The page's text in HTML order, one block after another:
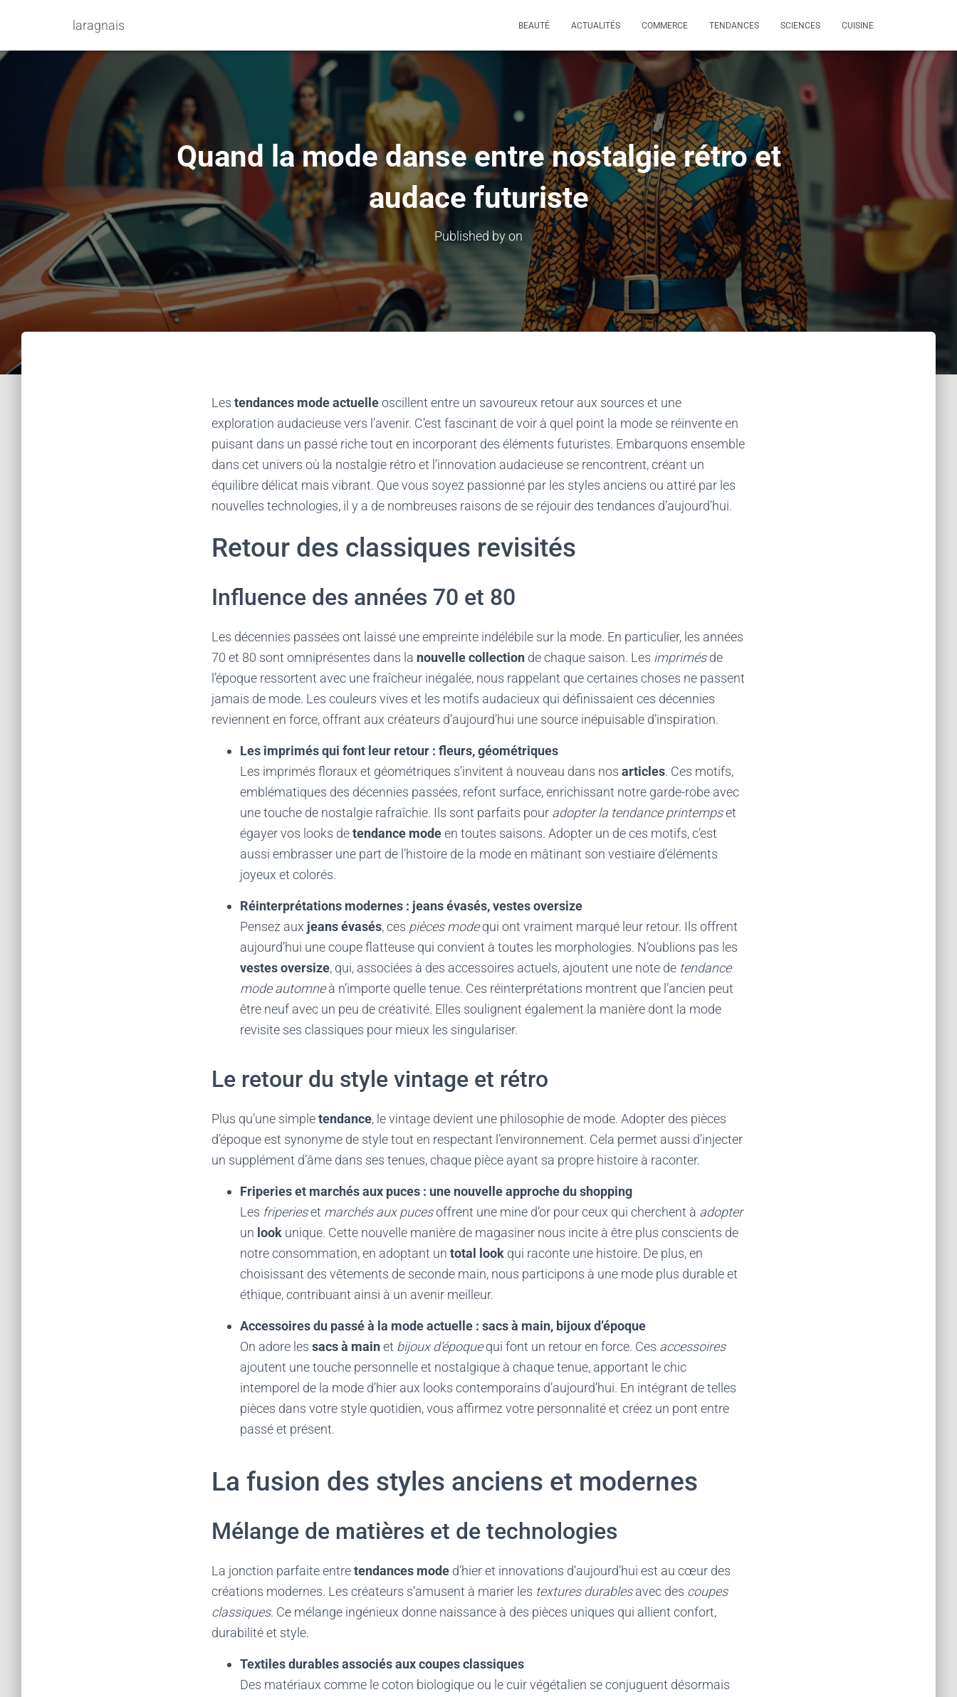
laragnais BEAUTÉ ACTUALITÉS COMMERCE TENDANCES SCIENCES CUISINE
Quand la mode danse entre nostalgie rétro et
audace futuriste
Published byon
Les tendances mode actuelleoscillent entre un savoureux retour aux sources et une
exploration audacieuse vers l’avenir. C’est fascinant de voir à quel point la mode se réinvente en
puisant dans un passé riche tout en incorporant des éléments futuristes. Embarquons ensemble
dans cet univers où la nostalgie rétro et l’innovation audacieuse se rencontrent, créant un
équilibre délicat mais vibrant. Que vous soyez passionné par les styles anciens ou attiré par les
nouvelles technologies, il y a de nombreuses raisons de se réjouir des tendances d’aujourd’hui.
Retour des classiques revisités
Influence des années 70 et 80
Les décennies passées ont laissé une empreinte indélébile sur la mode. En particulier, les années
70 et 80 sont omniprésentes dans la nouvelle collection de chaque saison. Les imprimésde
l’époque ressortent avec une fraîcheur inégalée, nous rappelant que certaines choses ne passent
jamais de mode. Les couleurs vives et les motifs audacieux qui définissaient ces décennies
reviennent en force, offrant aux créateurs d’aujourd’hui une source inépuisable d’inspiration.
Les imprimés qui font leur retour : fleurs, géométriques
Les imprimés floraux et géométriques s’invitent à nouveau dans nos articles. Ces motifs,
emblématiques des décennies passées, refont surface, enrichissant notre garde-robe avec
une touche de nostalgie rafraîchie. Ils sont parfaits pour adopter la tendance printempset
égayer vos looks detendance modeen toutes saisons. Adopter un de ces motifs, c’est
aussi embrasser une part de l’histoire de la mode en mâtinant son vestiaire d’éléments
joyeux et colorés.
Réinterprétations modernes : jeans évasés, vestes oversize
Pensez aux jeans évasés, ces pièces modequi ont vraiment marqué leur retour. Ils offrent
aujourd’hui une coupe flatteuse qui convient à toutes les morphologies. N’oublions pas les
vestes oversize, qui, associées à des accessoires actuels, ajoutent une note de tendance
mode automneà n’importe quelle tenue. Ces réinterprétations montrent que l’ancien peut
être neuf avec un peu de créativité. Elles soulignent également la manière dont la mode
revisite ses classiques pour mieux les singulariser.
Le retour du style vintage et rétro
Plus qu’une simpletendance, le vintage devient une philosophie de mode. Adopter des pièces
d’époque est synonyme de style tout en respectant l’environnement. Cela permet aussi d’injecter
un supplément d’âme dans ses tenues, chaque pièce ayant sa propre histoire à raconter.
Friperies et marchés aux puces : une nouvelle approche du shopping
Les friperieset marchés aux pucesoffrent une mine d’or pour ceux qui cherchent à adopter
un look unique. Cette nouvelle manière de magasiner nous incite à être plus conscients de
notre consommation, en adoptant un total look qui raconte une histoire. De plus, en
choisissant des vêtements de seconde main, nous participons à une mode plus durable et
éthique, contribuant ainsi à un avenir meilleur.
Accessoires du passé à la mode actuelle : sacs à main, bijoux d’époque
On adore les sacs à mainet bijoux d’époquequi font un retour en force. Ces accessoires
ajoutent une touche personnelle et nostalgique à chaque tenue, apportant le chic
intemporel de la mode d’hier aux looks contemporains d’aujourd’hui. En intégrant de telles
pièces dans votre style quotidien, vous affirmez votre personnalité et créez un pont entre
passé et présent.
La fusion des styles anciens et modernes
Mélange de matières et de technologies
La jonction parfaite entretendances mode d’hier et innovations d’aujourd’hui est au cœur des
créations modernes. Les créateurs s’amusent à marier les textures durablesavec des coupes
classiques. Ce mélange ingénieux donne naissance à des pièces uniques qui allient confort,
durabilité et style.
Textiles durables associés aux coupes classiques
Des matériaux comme le coton biologique ou le cuir végétalien se conjuguent désormais